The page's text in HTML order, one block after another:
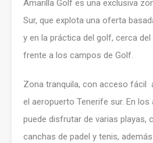
Amarilla Golf es una exclusiva
Sur, que explota una oferta
y en la práctica del golf, cerca
frente a los campos de Golf.
Zona tranquila, con acceso fácil
el aeropuerto Tenerife sur. En los
puede disfrutar de varias playas,
canchas de padel y tenis,